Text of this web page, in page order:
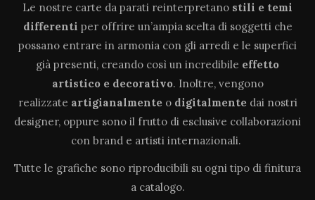
Le nostre carte da parati reinterpretano stili e temi
differenti per offrire un’ampia scelta di soggetti che
possano entrare in armonia con gli arredi e le superfici
già presenti, creando così un incredibile effetto
artistico e decorativo. Inoltre, vengono
realizzate artigianalmente o digitalmente dai nostri
designer, oppure sono il frutto di esclusive collaborazioni
con brand e artisti internazionali.
Tutte le grafiche sono riproducibili su ogni tipo di finitura
a catalogo.